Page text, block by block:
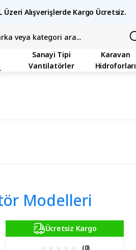
Üzeri Alışverişlerde Kargo Ücretsiz.
Sanayi Tipi
Vantilatörler
Karavan
Hidroforları
Modelleri
Ücretsiz Kargo
(0)